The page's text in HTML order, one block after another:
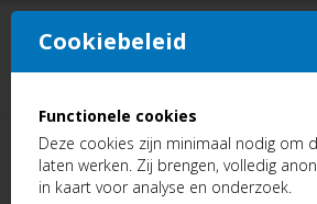
Cookiebeleid
Functionele cookies
Deze cookies zijn minimaal nodig om
laten werken. Zij brengen, volledig
in kaart voor analyse en onderzoek.
TERUG
Producten